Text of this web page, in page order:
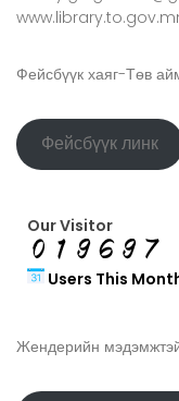
Фейсбүүк хаяг-Төв
Фейсбүүк линк
Our Visitor
Users This
Жендерийн